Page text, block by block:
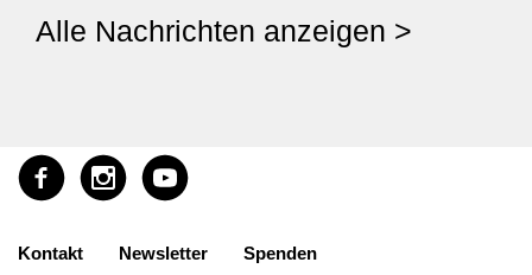
Alle Nachrichten anzeigen >
Kontakt Newsletter Spenden